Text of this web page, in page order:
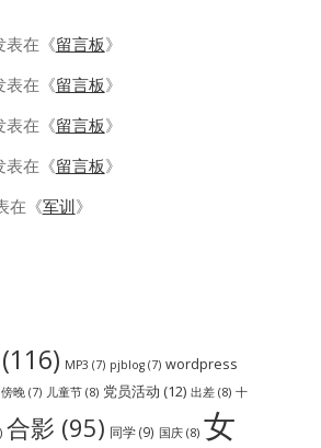
表在《留言板》
表在《留言板》
表在《留言板》
表在《留言板》
在《军训》
(116) MP3 (7) pjblog(7) wordpress
傍晚(7) 儿童节(8) 党员活动 (12) 出差(8) 十
合影 (95) 同学(9) 国庆(8) 女